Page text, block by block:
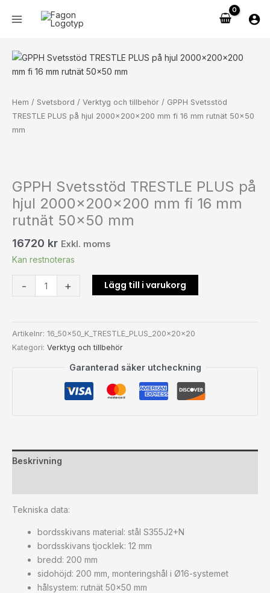
Hem / Svetsbord / Verktyg och tillbehör / GPPH Svetsstöd
TRESTLE PLUS på hjul 2000x200x200 mm fi 16 mm rutnät 50×50
mm
GPPH Svetsstöd TRESTLE PLUS på
hjul 2000x200x200 mm fi 16 mm
rutnät 50×50 mm
16720 kr Exkl. moms
Kan restnoteras
-
GPPH
Svetsstöd
PLUS
på
hjul
16
mm
rutnät
50x50
mm
+ Lägg till i varukorg
Artikelnr: 16_50x50_K_TRESTLE_PLUS_200x20x20
Kategori: Verktyg och tillbehör
Garanterad säker utcheckning
Beskrivning
Tekniska data:
bordsskivans material: stål S355J2+N
bordsskivans tjocklek: 12 mm
bredd: 200 mm
sidohöjd: 200 mm, monteringshål i Ø16-systemet
hålsystem: rutnät 50×50 mm
på
hjul
mm
fi
rutnät